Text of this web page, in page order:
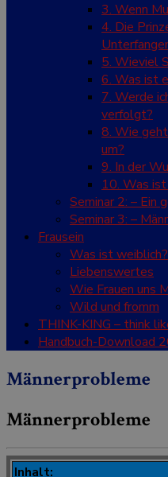
3. Wenn
4. Die
5. Wieviel
6. Was ist
7. Werde
verfolgt?
8. Wie
um?
9. In der
10. Was ist
Seminar 2: – Ein
Seminar 3: –
Frausein
Was ist weiblich?
Liebenswertes
Wie Frauen uns
Wild und fromm
THINK-KING – think
Handbuch-Download
Männerprobleme
Männerprobleme
Inhalt: